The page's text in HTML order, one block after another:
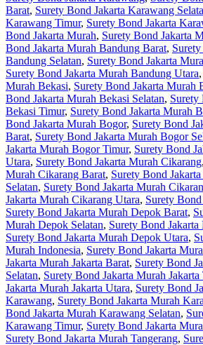
Barat, Surety Bond Jakarta Karawang
Karawang Timur, Surety Bond Jakarta
Bond Jakarta Murah, Surety Bond Jakarta
Bond Jakarta Murah Bandung Barat,
Bandung Selatan, Surety Bond Jakarta
Surety Bond Jakarta Murah Bandung Utara,
Murah Bekasi, Surety Bond Jakarta Murah
Bond Jakarta Murah Bekasi Selatan, Surety
Bekasi Timur, Surety Bond Jakarta Murah
Bond Jakarta Murah Bogor, Surety Bond
Barat, Surety Bond Jakarta Murah Bogor
Jakarta Murah Bogor Timur, Surety Bond
Utara, Surety Bond Jakarta Murah Cikarang,
Murah Cikarang Barat, Surety Bond
Selatan, Surety Bond Jakarta Murah
Jakarta Murah Cikarang Utara, Surety
Surety Bond Jakarta Murah Depok Barat,
Murah Depok Selatan, Surety Bond
Surety Bond Jakarta Murah Depok Utara,
Murah Indonesia, Surety Bond Jakarta
Jakarta Murah Jakarta Barat, Surety Bond
Selatan, Surety Bond Jakarta Murah Jakarta
Jakarta Murah Jakarta Utara, Surety Bond
Karawang, Surety Bond Jakarta Murah
Bond Jakarta Murah Karawang Selatan,
Karawang Timur, Surety Bond Jakarta
Surety Bond Jakarta Murah Tangerang,